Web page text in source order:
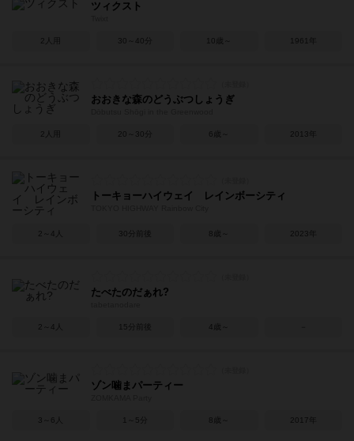
ツィクスト
2人用 30～40分 10歳～ 1961年
おおきな森のどうぶつしょうぎ
2人用 20～30分 6歳～ 2013年
トーキョーハイウェイ レインボーシティ
2～4人 30分前後 8歳～ 2023年
たべたのだぁれ?
2～4人 15分前後 4歳～
ゾン噛まパーティー
3～6人 1～5分 8歳～ 2017年